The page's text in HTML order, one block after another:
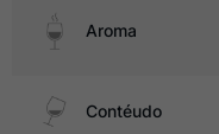
Aroma
Contéudo